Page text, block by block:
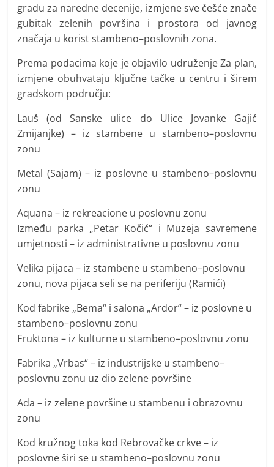
e
s
t
i
gradu za naredne decenije, izmjene sve češće znače
gubitak zelenih površina i prostora od javnog
značaja u korist stambeno–poslovnih zona.
Prema podacima koje je objavilo udruženje Za plan,
izmjene obuhvataju ključne tačke u centru i širem
gradskom području:
Lauš (od Sanske ulice do Ulice Jovanke Gajić
Zmijanjke) – iz stambene u stambeno–poslovnu
zonu
Metal (Sajam) – iz poslovne u stambeno–poslovnu
zonu
Aquana – iz rekreacione u poslovnu zonu
Između parka „Petar Kočić“ i Muzeja savremene
umjetnosti – iz administrativne u poslovnu zonu
Velika pijaca – iz stambene u stambeno–poslovnu
zonu, nova pijaca seli se na periferiju (Ramići)
Kod fabrike „Bema“ i salona „Ardor“ – iz poslovne u
stambeno–poslovnu zonu
Fruktona – iz kulturne u stambeno–poslovnu zonu
Fabrika „Vrbas“ – iz industrijske u stambeno–
poslovnu zonu uz dio zelene površine
Ada – iz zelene površine u stambenu i obrazovnu
zonu
Kod kružnog toka kod Rebrovačke crkve – iz
poslovne širi se u stambeno–poslovnu zonu